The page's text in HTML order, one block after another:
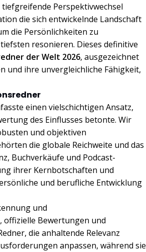
Perspektivwechsel
die sich entwickelnde Landschaft
die Persönlichkeiten zu
resonieren. Dieses definitive
der Welt 2026, ausgezeichnet
und ihre unvergleichliche Fähigkeit,
einen vielschichtigen Ansatz,
des Einflusses betonte. Wir
und objektiven
die globale Reichweite und das
Buchverkäufe und Podcast-
ihrer Kernbotschaften und
und berufliche Entwicklung
und
offizielle Bewertungen und
die anhaltende Relevanz
anpassen, während sie